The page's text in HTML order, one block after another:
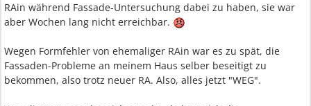
RAin während Fassade-Untersuchung dabei zu haben, sie war
aber Wochen lang nicht erreichbar.
Wegen Formfehler von ehemaliger RAin war es zu spät, die
Fassaden-Probleme an meinem Haus selber beseitigt zu
bekommen, also trotz neuer RA. Also, alles jetzt "WEG".